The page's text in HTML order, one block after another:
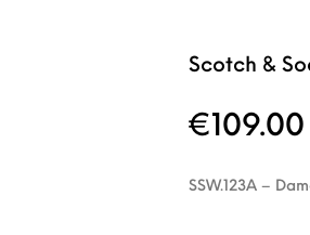
Scotch &
€ 109.00
SSW.123A –